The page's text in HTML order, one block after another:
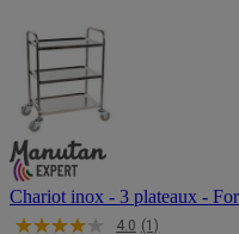
Chariot inox - 3 plateaux -
4.0 (1)